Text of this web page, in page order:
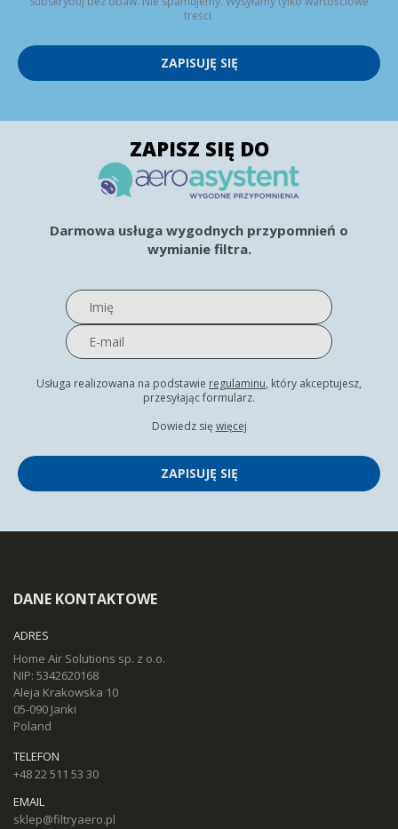
treści.
ZAPISUJĘ SIĘ
ZAPISZ SIĘ DO
Darmowa usługa wygodnych przypomnień o
wymianie filtra.
Usługa realizowana na podstawie regulaminu, który akceptujesz,
przesyłając formularz.
Dowiedz się więcej
ZAPISUJĘ SIĘ
DANE KONTAKTOWE
ADRES
Home Air Solutions sp. z o.o.
NIP: 5342620168
Aleja Krakowska 10
05-090 Janki
Poland
TELEFON
+48 22 511 53 30
EMAIL
sklep@filtryaero.pl